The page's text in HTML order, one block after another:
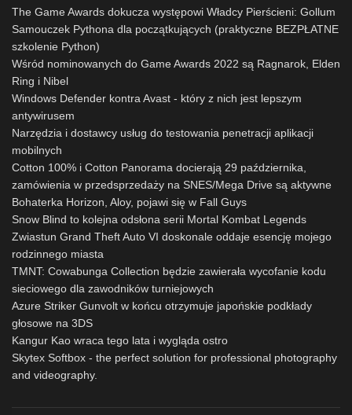
The Game Awards dokucza występowi Władcy Pierścieni: Gollum
Samouczek Pythona dla początkujących (praktyczne BEZPŁATNE
szkolenie Python)
Wśród nominowanych do Game Awards 2022 są Ragnarok, Elden
Ring i Nibel
Windows Defender kontra Avast - który z nich jest lepszym
antywirusem
Narzędzia i dostawcy usług do testowania penetracji aplikacji
mobilnych
Cotton 100% i Cotton Panorama docierają 29 października,
zamówienia w przedsprzedaży na SNES/Mega Drive są aktywne
Bohaterka Horizon, Aloy, pojawi się w Fall Guys
Snow Blind to kolejna odsłona serii Mortal Kombat Legends
Zwiastun Grand Theft Auto VI doskonale oddaje esencję mojego
rodzinnego miasta
TMNT: Cowabunga Collection będzie zawierała wycofanie kodu
sieciowego dla zawodników turniejowych
Azure Striker Gunvolt w końcu otrzymuje japońskie podkłady
głosowe na 3DS
Kangur Kao wraca tego lata i wygląda ostro
Skytex Softbox - the perfect solution for professional photography
and videography.